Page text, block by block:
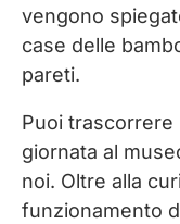
vengono
case delle
pareti.
Puoi trascorrere
giornata al
noi. Oltre alla
funzionamento